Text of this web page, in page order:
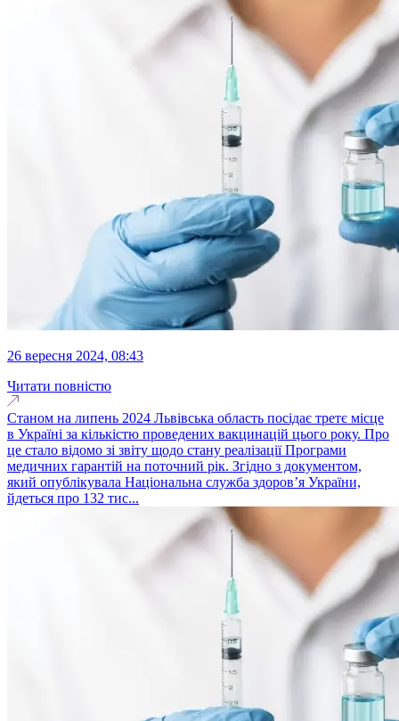
26 вересня 2024, 08:43
Читати повністю
Станом на липень 2024 Львівська область посідає третє місце
в Україні за кількістю проведених вакцинацій цього року. Про
це стало відомо зі звіту щодо стану реалізації Програми
медичних гарантій на поточний рік. Згідно з документом,
який опублікувала Національна служба здоров’я України,
йдеться про 132 тис...